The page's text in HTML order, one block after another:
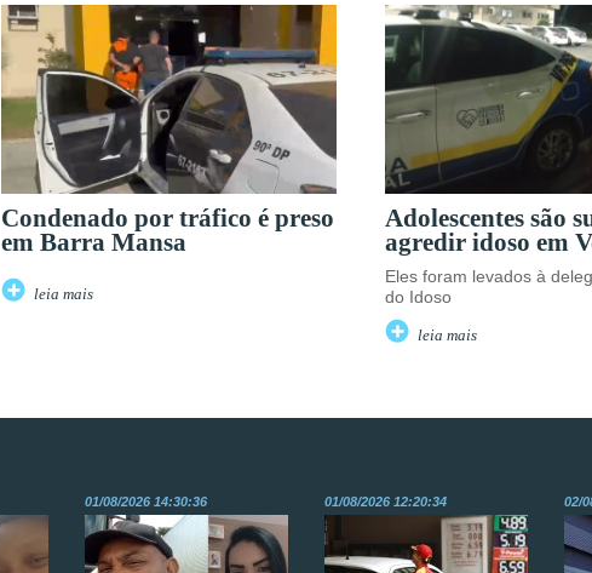
Condenado por tráfico é preso
em Barra Mansa
leia mais
Adolescentes são
agredir idoso em
Eles foram levados à
do Idoso
leia mais
01/08/2026 14:30:36 01/08/2026 12:20:34 02/